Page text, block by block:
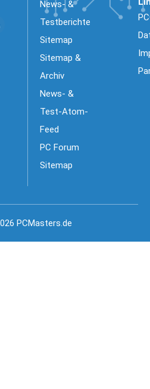
News- &
Testberichte
Sitemap
Sitemap &
Archiv
News- &
Test-Atom-
Feed
PC Forum
Sitemap
PCMasters.de